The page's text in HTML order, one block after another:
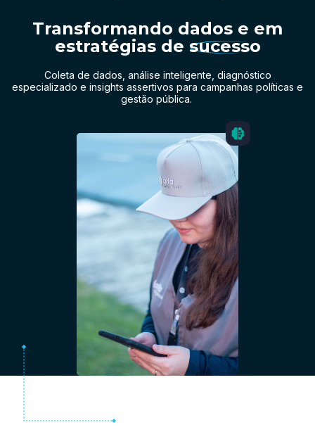
Transformando dados e em
estratégias de sucesso
Coleta de dados, análise inteligente, diagnóstico
especializado e insights assertivos para campanhas políticas e
gestão pública.